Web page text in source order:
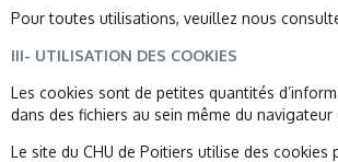
Pour toutes utilisations, veuillez nous
III- UTILISATION DES COOKIES
Les cookies sont de petites quantités
dans des fichiers au sein même du
Le site du CHU de Poitiers utilise des cookies